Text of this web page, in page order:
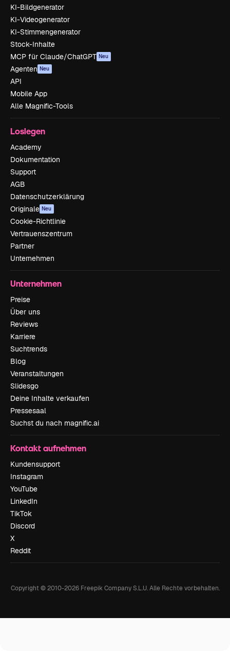
KI-Bildgenerator
KI-Videogenerator
KI-Stimmengenerator
Stock-Inhalte
MCP für Claude/ChatGPT Neu
Agenten Neu
API
Mobile App
Alle Magnific-Tools
Loslegen
Academy
Dokumentation
Support
AGB
Datenschutzerklärung
Originale Neu
Cookie-Richtlinie
Vertrauenszentrum
Partner
Unternehmen
Unternehmen
Preise
Über uns
Reviews
Karriere
Suchtrends
Blog
Veranstaltungen
Slidesgo
Deine Inhalte verkaufen
Pressesaal
Suchst du nach magnific.ai
Kontakt aufnehmen
Kundensupport
Instagram
YouTube
LinkedIn
TikTok
Discord
X
Reddit
Copyright © 2010-2026Freepik Company S.L.U. Alle Rechte vorbehalten.